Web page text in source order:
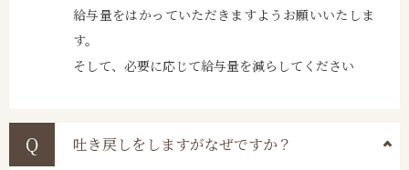
給与量をはかっていただきますようお願いいたしま
す。
そして、必要に応じて給与量を減らしてください
吐き戻しをしますがなぜですか？